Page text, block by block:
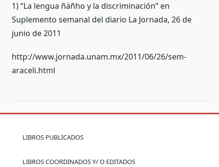
1) “La lengua ñäñho y la discriminación” en
Suplemento semanal del diario La Jornada, 26 de
junio de 2011
http://www.jornada.unam.mx/2011/06/26/sem-
araceli.html
LIBROS PUBLICADOS
LIBROS COORDINADOS Y/ O EDITADOS